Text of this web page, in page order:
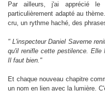
Par ailleurs, j'ai apprécié
particulièrement adapté au
cru, un rythme haché, des
" L'inspecteur Daniel Saverne
qu'il renifle cette pestilence. Elle
Il faut bien."
Et chaque nouveau chapitre
un nom en lien avec la lumière.